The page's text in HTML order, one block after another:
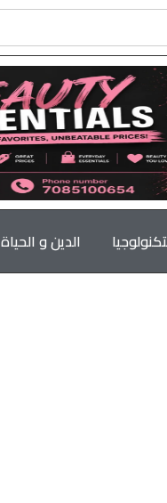
الدين و الحياة